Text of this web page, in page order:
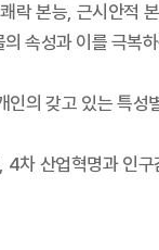
본능, 근시안적
속성과 이를 극복
의 갖고 있는 특
산업혁명과 인